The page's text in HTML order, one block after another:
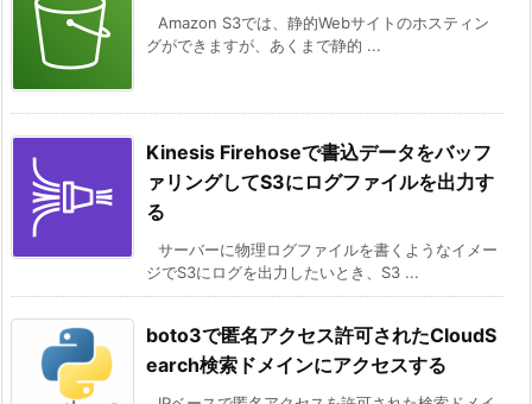
Amazon S3では、静的Webサイトのホスティン
グができますが、あくまで静的 ...
Kinesis Firehoseで書込データをバッフ
ァリングしてS3にログファイルを出力す
る
サーバーに物理ログファイルを書くようなイメー
ジでS3にログを出力したいとき、S3 ...
boto3で匿名アクセス許可されたCloudS
earch検索ドメインにアクセスする